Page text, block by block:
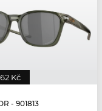
Kč
- 901813